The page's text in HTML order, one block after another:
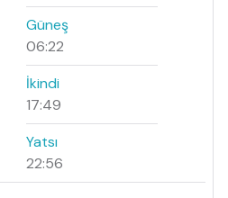
Güneş
06:22
İkindi
17:49
Yatsı
22:56